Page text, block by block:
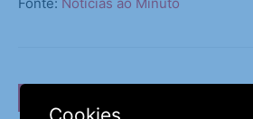
Cookies